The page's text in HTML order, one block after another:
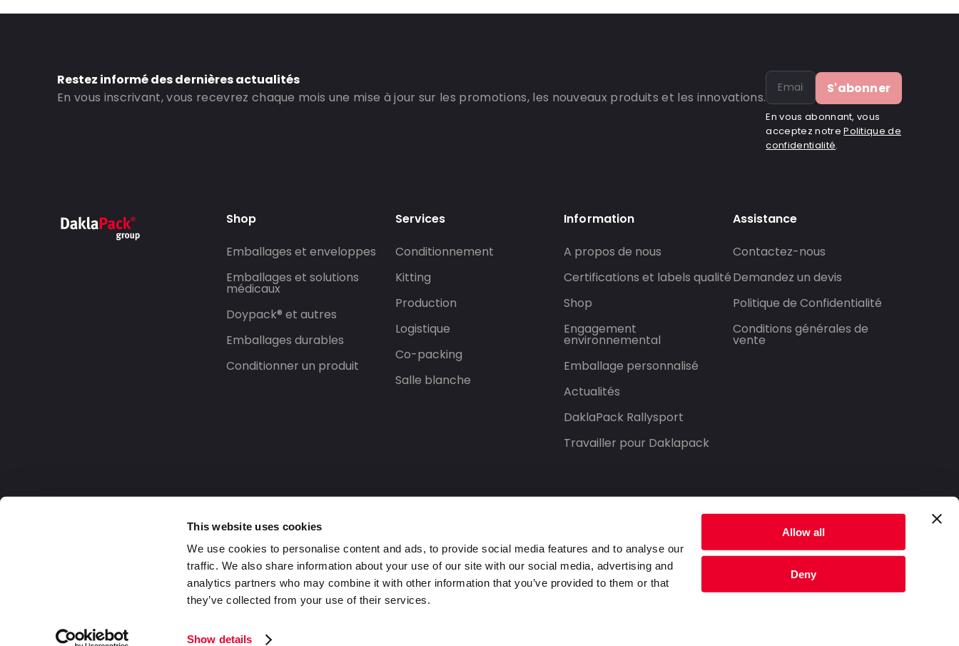
This website uses cookies
We use cookies to personalise content and ads, to provide social media features and to analyse our
traffic. We also share information about your use of our site with our social media, advertising and
analytics partners who may combine it with other information that you’ve provided to them or that
they’ve collected from your use of their services.
Show details
Allow all
Deny
Restez informé des dernières actualités
En vous inscrivant, vous recevrez chaque mois une mise à jour sur les promotions, les nouveaux produits et les innovations.
S'abonner
En vous abonnant, vous
acceptez notrePolitique de
confidentialité.
Shop
Emballages et enveloppes
Emballages et solutions
médicaux
Doypack® et autres
Emballages durables
Conditionner un produit
Services
Conditionnement
Kitting
Production
Logistique
Co-packing
Salle blanche
Information
A propos de nous
Certifications et labels qualité
Shop
Engagement
environnemental
Emballage personnalisé
Actualités
DaklaPack Rallysport
Travailler pour Daklapack
Assistance
Contactez-nous
Demandez un devis
Politique de Confidentialité
Conditions générales de
vente
2026 DaklaPack Group. Tous droits réservés.